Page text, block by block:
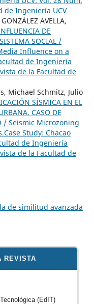
de Ingeniería UCV
AVELLA,
DE
SOCIAL /
Influence on a
de Ingeniería
de la Facultad de
Michael Schmitz, Julio
SÍSMICA EN EL
CASO DE
/ Seismic Microzoning
Study: Chacao
de Ingeniería
de la Facultad de
de similitud avanzada
REVISTA
(EdIT)